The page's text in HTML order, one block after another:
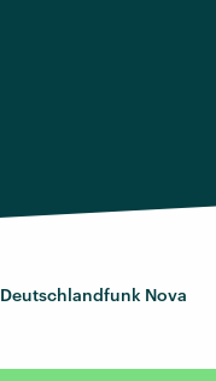
Deutschlandfunk Nova